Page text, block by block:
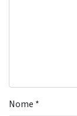
Nome *